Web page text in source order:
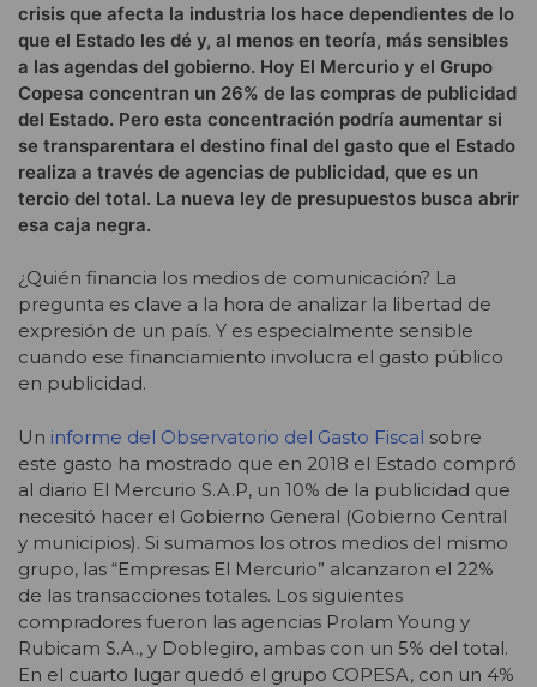
crisis que afecta la industria los hace dependientes de lo
que el Estado les dé y, al menos en teoría, más sensibles
a las agendas del gobierno. Hoy El Mercurio y el Grupo
Copesa concentran un 26% de las compras de publicidad
del Estado. Pero esta concentración podría aumentar si
se transparentara el destino final del gasto que el Estado
realiza a través de agencias de publicidad, que es un
tercio del total. La nueva ley de presupuestos busca abrir
esa caja negra.
¿Quién financia los medios de comunicación? La
pregunta es clave a la hora de analizar la libertad de
expresión de un país. Y es especialmente sensible
cuando ese financiamiento involucra el gasto público
en publicidad.
Un informe del Observatorio del Gasto Fiscal sobre
este gasto ha mostrado que en 2018 el Estado compró
al diario El Mercurio S.A.P, un 10% de la publicidad que
necesitó hacer el Gobierno General (Gobierno Central
y municipios). Si sumamos los otros medios del mismo
grupo, las “Empresas El Mercurio” alcanzaron el 22%
de las transacciones totales. Los siguientes
compradores fueron las agencias Prolam Young y
Rubicam S.A., y Doblegiro, ambas con un 5% del total.
En el cuarto lugar quedó el grupo COPESA, con un 4%